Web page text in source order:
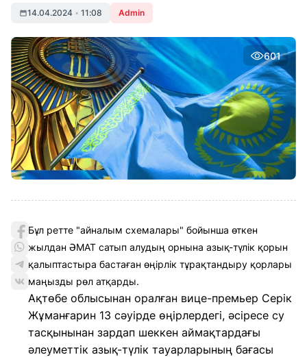
14.04.2024 • 11:08 Admin
601
Бұл ретте "айналым схемалары" бойынша өткен
жылдан ӘМАТ сатып алудың орнына азық-түлік қорын
қалыптастыра бастаған өңірлік тұрақтандыру қорлары
маңызды рөл атқарды.
Ақтөбе облысынан оралған вице-премьер Серік
Жұманғарин 13 сәуірде өңірлердегі, әсіресе су
тасқынынан зардап шеккен аймақтардағы
әлеуметтік азық-түлік тауарларының бағасы